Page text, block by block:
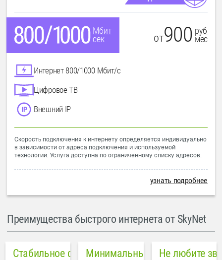
Мбит
сек
от900 руб
мес
Интернет 800/1000 Мбит/с
Цифровое ТВ
Внешний IP
Скорость подключения к интернету определяется индивидуально
в зависимости от адреса подключения и используемой
технологии. Услуга доступна по ограниченному списку адресов.
узнать подробнее
Преимущества быстрого интернета от SkyNet
Стабильное соединениеМинимальный пинг в городе
Не любите